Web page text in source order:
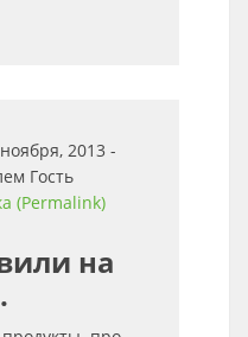
2013 -
Гость
(Permalink)
на